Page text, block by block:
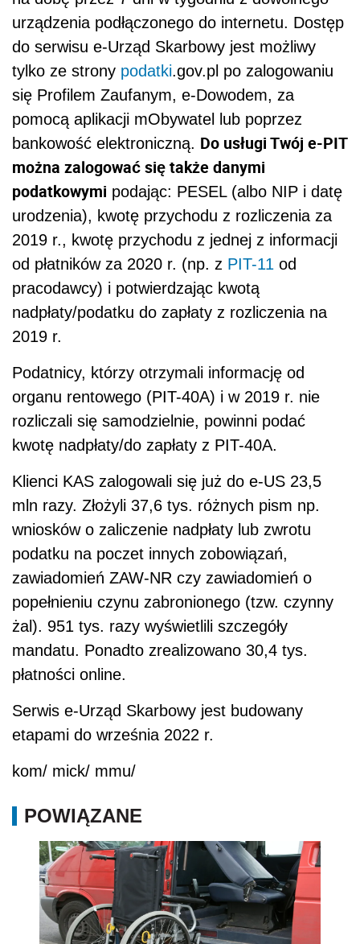
urządzenia podłączonego do internetu. Dostęp
do serwisu e-Urząd Skarbowy jest możliwy
tylko ze strony podatki.gov.pl po zalogowaniu
się Profilem Zaufanym, e-Dowodem, za
pomocą aplikacji mObywatel lub poprzez
bankowość elektroniczną. Do usługi Twój e-PIT
można zalogować się także danymi
podatkowymi podając: PESEL (albo NIP i datę
urodzenia), kwotę przychodu z rozliczenia za
2019 r., kwotę przychodu z jednej z informacji
od płatników za 2020 r. (np. z PIT-11 od
pracodawcy) i potwierdzając kwotą
nadpłaty/podatku do zapłaty z rozliczenia na
2019 r.
Podatnicy, którzy otrzymali informację od
organu rentowego (PIT-40A) i w 2019 r. nie
rozliczali się samodzielnie, powinni podać
kwotę nadpłaty/do zapłaty z PIT-40A.
Klienci KAS zalogowali się już do e-US 23,5
mln razy. Złożyli 37,6 tys. różnych pism np.
wniosków o zaliczenie nadpłaty lub zwrotu
podatku na poczet innych zobowiązań,
zawiadomień ZAW-NR czy zawiadomień o
popełnieniu czynu zabronionego (tzw. czynny
żal). 951 tys. razy wyświetlili szczegóły
mandatu. Ponadto zrealizowano 30,4 tys.
płatności online.
Serwis e-Urząd Skarbowy jest budowany
etapami do września 2022 r.
kom/ mick/ mmu/
POWIĄZANE